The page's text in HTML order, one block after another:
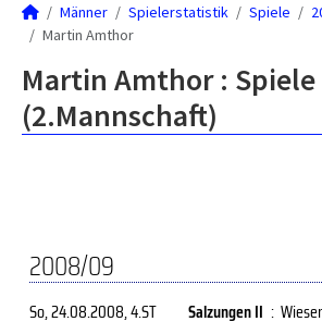
Männer Spielerstatistik Spiele
Martin Amthor
Martin Amthor : Spiele
(2.Mannschaft)
2008/09
So, 24.08.2008, 4.ST Salzungen II :